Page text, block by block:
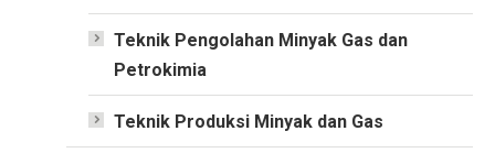
Teknik Pengolahan Minyak Gas dan
Petrokimia
Teknik Produksi Minyak dan Gas